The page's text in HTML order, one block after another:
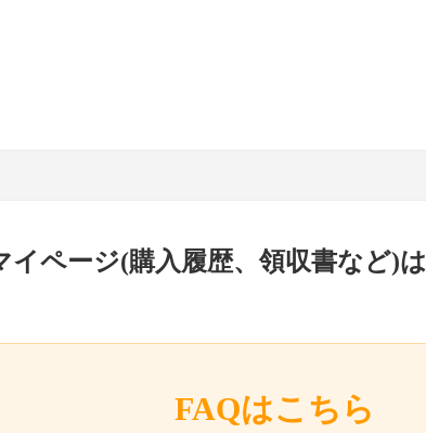
イページ(購入履歴、領収書など)は
FAQはこちら